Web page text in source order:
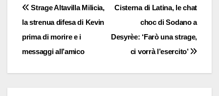
Navigazione
articoli
Cisterna di Latina, le chat
choc di Sodano a
Desyrèe: ‘Farò una strage,
ci vorrà l’esercito’
Strage Altavilla Milicia,
la strenua difesa di Kevin
prima di morire e i
messaggi all’amico